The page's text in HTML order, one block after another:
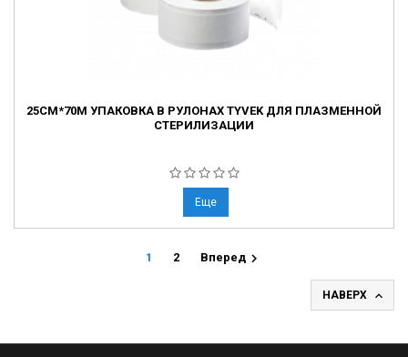
25СМ*70М УПАКОВКА В РУЛОНАХ TYVEK ДЛЯ ПЛАЗМЕННОЙ
СТЕРИЛИЗАЦИИ
Еще
1 2 Вперед 
НАВЕРХ 